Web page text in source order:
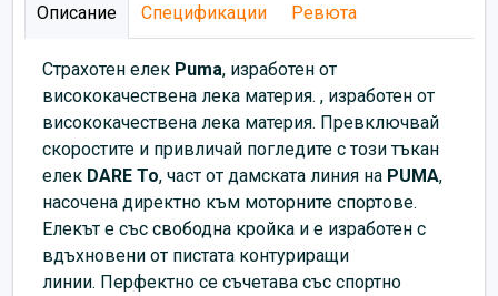
Описание Спецификации Ревюта
Страхотен елек Puma, изработен от
висококачествена лека материя. , изработен от
висококачествена лека материя. Превключвай
скоростите и привличай погледите с този тъкан
елек DARE To, част от дамската линия на PUMA,
насочена директно към моторните спортове.
Елекът е със свободна кройка и е изработен с
вдъхновени от пистата контуриращи
линии. Перфектно се съчетава със спортно